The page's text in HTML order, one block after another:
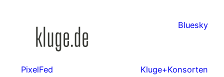
Bluesky
PixelFed Kluge+Konsorten